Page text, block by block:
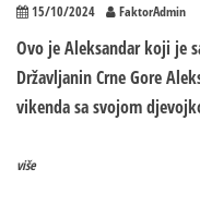
15/10/2024 FaktorAdmin
Ovo je Aleksandar koji je
Državljanin Crne Gore
vikenda sa svojom
više